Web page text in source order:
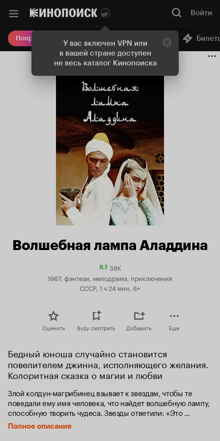
У вас включен VPN или
в вашей стране доступен
не весь каталог Кинопоиска
Войти
Попробовать Плюс Онлайн-кинотеатр
Волшебная лампа Аладдина
8.1Рейтинг
8.1
38K
1967, фэнтези, мелодрама, приключения
СССР, 1 ч 24 мин, 6+
Оценить Буду смотреть Добавить Еще
Бедный юноша случайно становится
повелителем джинна, исполняющего желания.
Колоритная сказка о магии и любви
Злой колдун-магрибинец взывает к звездам, чтобы те
поведали ему имя человека, что найдет волшебную лампу,
способную творить чудеса. Звезды ответили: «Это
Аладдин». В Багдаде живет дочь султана, красавица Будур.
Всякий, кто посмеет взглянуть на нее, будет казнен.
Полное описание